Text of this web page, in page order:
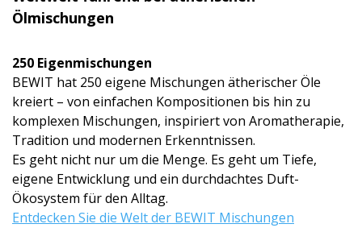
Ölmischungen
250 Eigenmischun­gen
BEWIT hat 250 eigene Mischungen ätherischer Öle
kreiert – von einfachen Kompositionen bis hin zu
komplexen Mischungen, inspiriert von Aromatherapie,
Tradition und modernen Erkenntnissen.
Es geht nicht nur um die Menge. Es geht um Tiefe,
eigene Entwicklung und ein durchdachtes Duft-
Ökosystem für den Alltag.
Entdecken Sie die Welt der BEWIT Mischungen